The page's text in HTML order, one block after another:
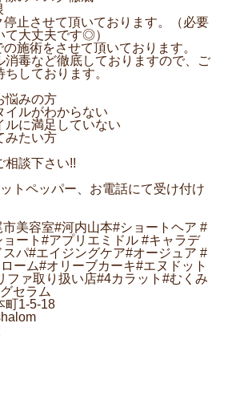
止させて頂いております。（必要
て大丈夫です◎）
施術をさせて頂いております。
消毒など徹底しておりますので、ご
しております。
悩みの方
ルがわからない
に満足していない
みたい方
談下さい!!
トペッパー、お電話にて受け付け
美容室#河内山本#ショートヘア #
ート#アプリエミドル #キャラデ
スパ#エイジングケア#オージュア #
ーム#オリーブカーキ#エヌドット
ファ取り扱い店#4カラット#むくみ
セラム
町1-5-18